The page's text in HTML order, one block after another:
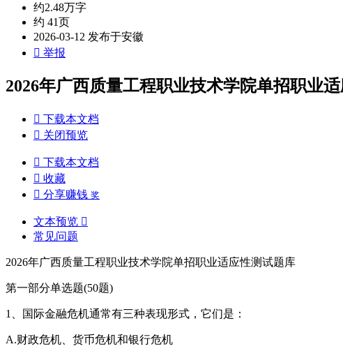
约2.48万字
约 41页
2026-03-12 发布于安徽
 举报
2026年广西质量工程职业技术学院单招职业
 下载本文档
 关闭预览
 下载本文档
 收藏
 分享赚钱 奖
文本预览 
常见问题
2026年广西质量工程职业技术学院单招职业适应性测试题库
第一部分单选题(50题)
1、国际金融危机通常有三种表现形式，它们是：
A.财政危机、货币危机和银行危机